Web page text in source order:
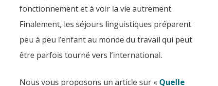
fonctionnement et à voir la vie autrement.
Finalement, les séjours linguistiques préparent
peu à peu l’enfant au monde du travail qui peut
être parfois tourné vers l’international.
Nous vous proposons un article sur « Quelle